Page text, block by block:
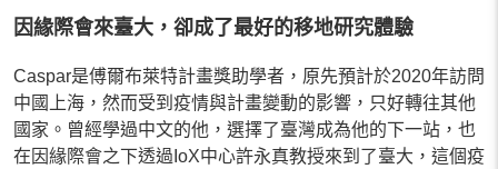
因緣際會來臺大，卻成了最好的移地研究體驗
Caspar是傅爾布萊特計畫獎助學者，原先預計於2020年訪問
中國上海，然而受到疫情與計畫變動的影響，只好轉往其他
國家。曾經學過中文的他，選擇了臺灣成為他的下一站，也
在因緣際會之下透過IoX中心許永真教授來到了臺大，這個疫